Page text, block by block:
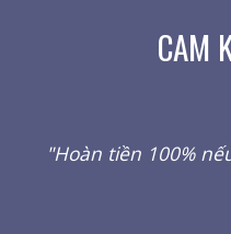
CAM
"Hoàn tiền 100%